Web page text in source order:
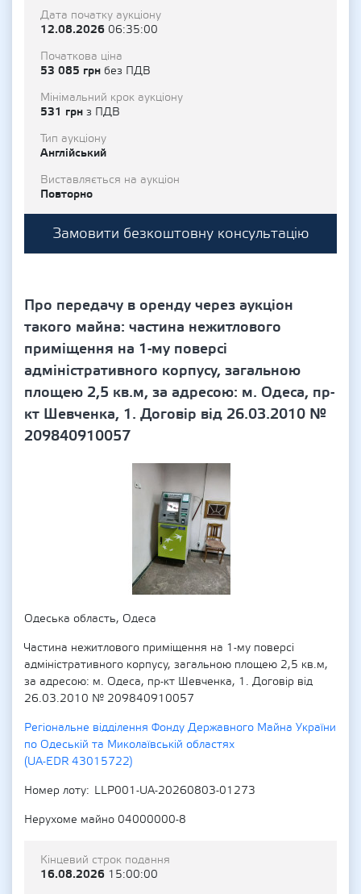
Дата початку аукціону
12.08.2026 06:35:00
Початкова ціна
53 085 грн без ПДВ
Мінімальний крок аукціону
531 грн з ПДВ
Тип аукціону
Англійський
Виставляється на аукціон
Повторно
Замовити безкоштовну консультацію
Про передачу в оренду через аукціон
такого майна: частина нежитлового
приміщення на 1-му поверсі
адміністративного корпусу, загальною
площею 2,5 кв.м, за адресою: м. Одеса, пр-
кт Шевченка, 1. Договір від 26.03.2010 №
209840910057
Одеська область, Одеса
Частина нежитлового приміщення на 1-му поверсі
адміністративного корпусу, загальною площею 2,5 кв.м,
за адресою: м. Одеса, пр-кт Шевченка, 1. Договір від
26.03.2010 № 209840910057
Регіональне відділення Фонду Державного Майна України
по Одеській та Миколаївській областях
(UA-EDR 43015722)
Номер лоту
LLP001-UA-20260803-01273
Нерухоме майно 04000000-8
Кінцевий строк подання
16.08.2026 15:00:00